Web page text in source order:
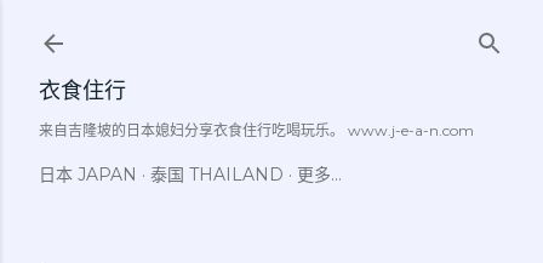
衣食住行
来自吉隆坡的日本媳妇分享衣食住行吃喝玩乐。 www.j-e-a-n.com
日本 JAPAN 泰国 THAILAND 更多…